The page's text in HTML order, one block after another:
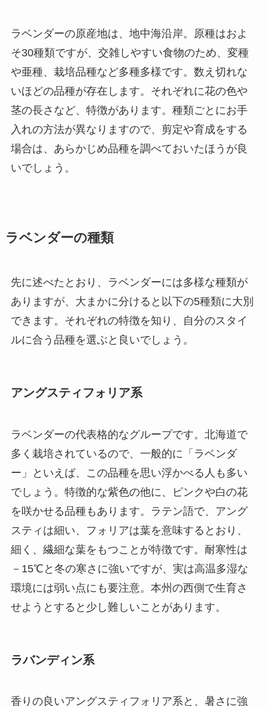
ラベンダーの原産地は、地中海沿岸。原種はおよ
そ30種類ですが、交雑しやすい食物のため、変種
や亜種、栽培品種など多種多様です。数え切れな
いほどの品種が存在します。それぞれに花の色や
茎の長さなど、特徴があります。種類ごとにお手
入れの方法が異なりますので、剪定や育成をする
場合は、あらかじめ品種を調べておいたほうが良
いでしょう。
ラベンダーの種類
先に述べたとおり、ラベンダーには多様な種類が
ありますが、大まかに分けると以下の5種類に大別
できます。それぞれの特徴を知り、自分のスタイ
ルに合う品種を選ぶと良いでしょう。
アングスティフォリア系
ラベンダーの代表格的なグループです。北海道で
多く栽培されているので、一般的に「ラベンダ
ー」といえば、この品種を思い浮かべる人も多い
でしょう。特徴的な紫色の他に、ピンクや白の花
を咲かせる品種もあります。ラテン語で、アング
スティは細い、フォリアは葉を意味するとおり、
細く、繊細な葉をもつことが特徴です。耐寒性は
－15℃と冬の寒さに強いですが、実は高温多湿な
環境には弱い点にも要注意。本州の西側で生育さ
せようとすると少し難しいことがあります。
ラバンディン系
香りの良いアングスティフォリア系と、暑さに強